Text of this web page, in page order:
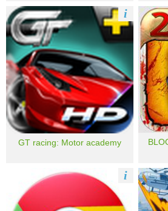
GT racing: Motor academy
i
i